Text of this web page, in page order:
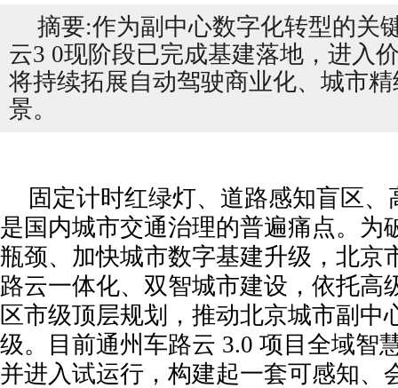
摘要:作为副中心数字化转型的关
云3 0现阶段已完成基建落地，进入
将持续拓展自动驾驶商业化、城市
景。
固定计时红绿灯、道路感知盲区
是国内城市交通治理的普遍痛点。为
瓶颈、加快城市数字基建升级，北京
路云一体化、双智城市建设，依托高
区市级顶层规划，推动北京城市副中
级。目前通州车路云 3.0 项目全域智
并进入试运行，构建起一套可感知、
杨金才：民营企业撑起无人机和低空经济...